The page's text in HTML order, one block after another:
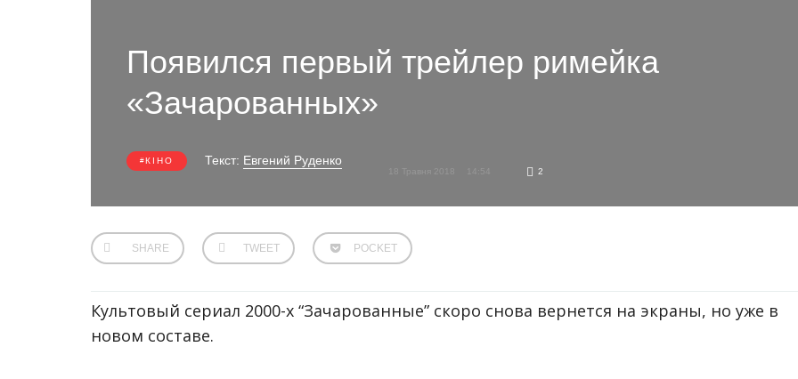
Появился первый трейлер римейка
«Зачарованных»
КІНО Текст: Евгений Руденко
2
SHARE TWEET POCKET
Культовый сериал 2000-х “Зачарованные” скоро снова вернется на экраны, но уже в
новом составе.